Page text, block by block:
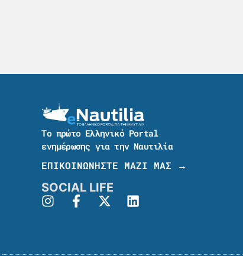
Το πρώτο Ελληνικό Portal
ενημέρωσης για την Ναυτιλία
ΕΠΙΚΟΙΝΩΝΗΣΤΕ ΜΑΖΙ ΜΑΣ →
SOCIAL LIFE